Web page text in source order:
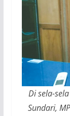
Di sela-
Sundari,